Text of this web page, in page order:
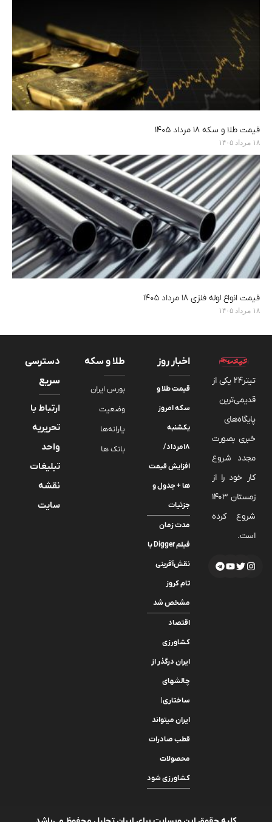
قیمت طلا و سکه ۱۸ مرداد ۱۴۰۵
۱۸ مرداد ۱۴۰۵
قیمت انواع لوله فلزی ۱۸ مرداد ۱۴۰۵
۱۸ مرداد ۱۴۰۵
تیتر24 یکی از
قدیمی‌ترین
پایگاه‌های
خبری بصورت
مجدد شروع
کار خود را از
زمستان 1403
شروع کرده
است.
اخبار روز
قیمت طلا و
سکه امروز
یکشنبه
۱۸مرداد/
افزایش قیمت
ها + جدول و
جزئیات
مدت زمان
فیلم Digger با
نقش‌آفرینی
تام کروز
مشخص شد
اقتصاد
کشاورزی
ایران درگذر از
چالشهای
ساختاری|
ایران میتواند
قطب صادرات
محصولات
کشاورزی شود
طلا و سکه
بورس ایران
وضعیت
یارانه‌ها
بانک ها
دسترسی
سریع
ارتباط با
تحریریه
واحد
تبلیغات
نقشه
سایت